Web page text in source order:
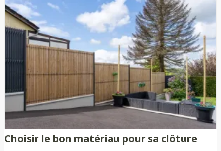
Choisir le bon matériau pour sa clôture